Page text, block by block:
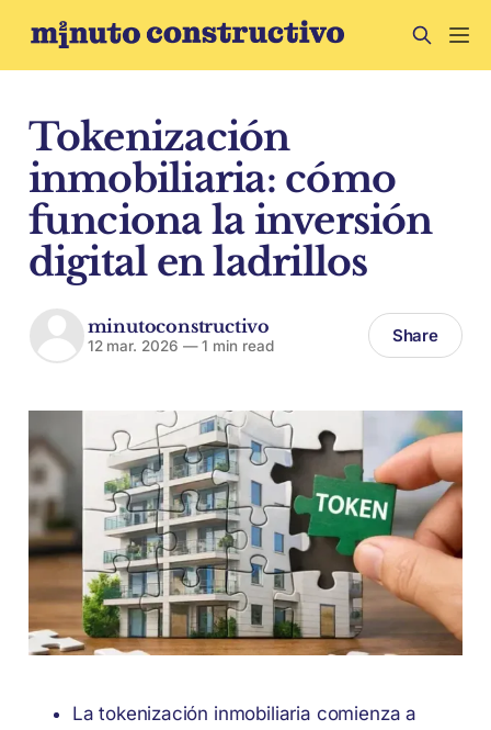
Tokenización
inmobiliaria: cómo
funciona la inversión
digital en ladrillos
minutoconstructivo
12 mar. 2026 —1 min read Share
La tokenización inmobiliaria comienza a